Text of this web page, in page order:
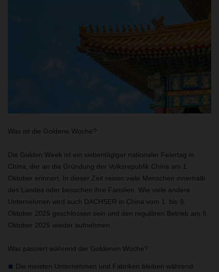
Was ist die Goldene Woche?
Die Golden Week ist ein siebentägiger nationaler Feiertag in
China, der an die Gründung der Volksrepublik China am 1.
Oktober erinnert. In dieser Zeit reisen viele Menschen innerhalb
des Landes oder besuchen ihre Familien. Wie viele andere
Unternehmen wird auch DACHSER in China vom 1. bis 8.
Oktober 2025 geschlossen sein und den regulären Betrieb am 9.
Oktober 2025 wieder aufnehmen.
Was passiert während der Goldenen Woche?
Die meisten Unternehmen und Fabriken bleiben während